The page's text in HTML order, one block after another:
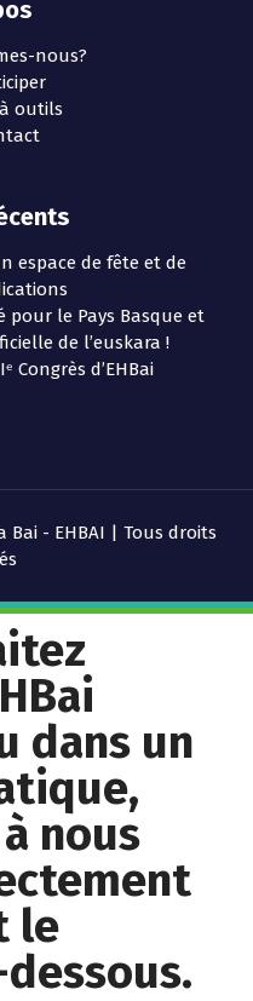
nous?
outils
espace de fête et de
pour le Pays Basque et
de l’euskara !
Congrès d’EHBai
Bai - EHBAI | Tous droits
dans un
nous
le